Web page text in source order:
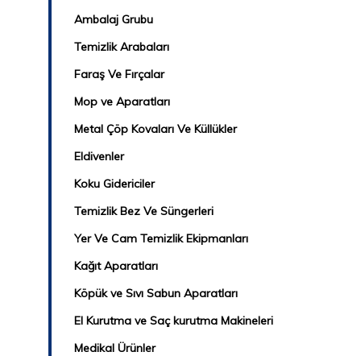
Ambalaj Grubu
Temizlik Arabaları
Faraş Ve Fırçalar
Mop ve Aparatları
Metal Çöp Kovaları Ve Küllükler
Eldivenler
Koku Gidericiler
Temizlik Bez Ve Süngerleri
Yer Ve Cam Temizlik Ekipmanları
Kağıt Aparatları
Köpük ve Sıvı Sabun Aparatları
El Kurutma ve Saç kurutma Makineleri
Medikal Ürünler